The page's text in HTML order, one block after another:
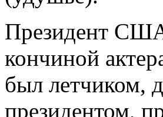
Президент США
кончиной
был летчиком,
президентом,